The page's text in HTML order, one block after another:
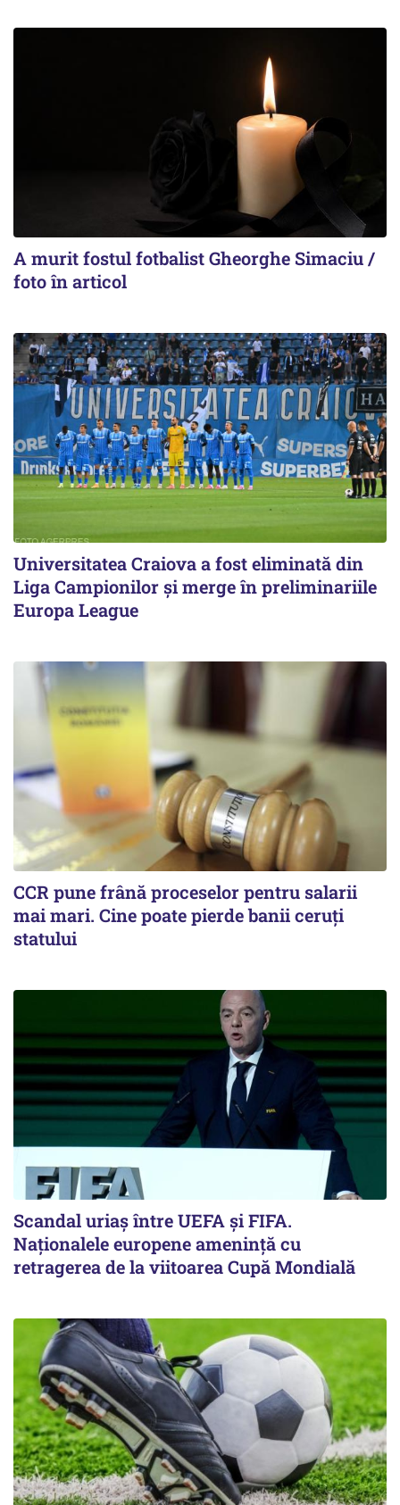
A murit fostul fotbalist Gheorghe Simaciu /
foto în articol
Universitatea Craiova a fost eliminată din
Liga Campionilor şi merge în preliminariile
Europa League
CCR pune frână proceselor pentru salarii
mai mari. Cine poate pierde banii ceruți
statului
Scandal uriaş între UEFA şi FIFA.
Naţionalele europene ameninţă cu
retragerea de la viitoarea Cupă Mondială